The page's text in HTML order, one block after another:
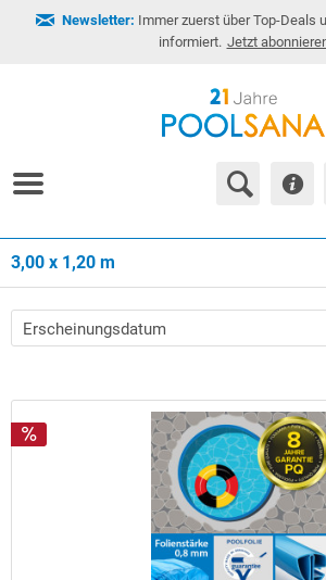
Newsletter: Immer zuerst über Top-Deals
informiert. Jetzt
3,00 x 1,20 m